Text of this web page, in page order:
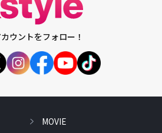
ウントをフォロー！
MOVIE